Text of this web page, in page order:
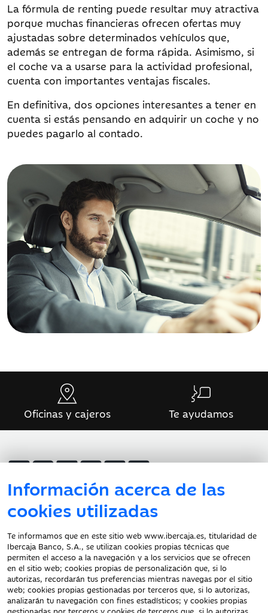
La fórmula de renting puede resultar muy atractiva
porque muchas financieras ofrecen ofertas muy
ajustadas sobre determinados vehículos que,
además se entregan de forma rápida. Asimismo, si
el coche va a usarse para la actividad profesional,
cuenta con importantes ventajas fiscales.
En definitiva, dos opciones interesantes a tener en
cuenta si estás pensando en adquirir un coche y no
puedes pagarlo al contado.
Información acerca de las
cookies utilizadas
Te informamos que en este sitio web www.ibercaja.es, titularidad de
Ibercaja Banco, S.A., se utilizan cookies propias técnicas que
permiten el acceso a la navegación y a los servicios que se ofrecen
en el sitio web; cookies propias de personalización que, si lo
autorizas, recordarán tus preferencias mientras navegas por el sitio
web; cookies propias gestionadas por terceros que, si lo autorizas,
analizarán tu navegación con fines estadísticos; y cookies propias
gestionadas por terceros y cookies de terceros que, si lo autorizas,
Oficinas y cajeros Te ayudamos
Atención al cliente
Documentación a clientes
Aviso Legal
Protección datos
personales